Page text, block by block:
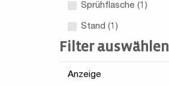
Sprühflasche (1)
Stand (1)
Filter auswählen
Anzeige